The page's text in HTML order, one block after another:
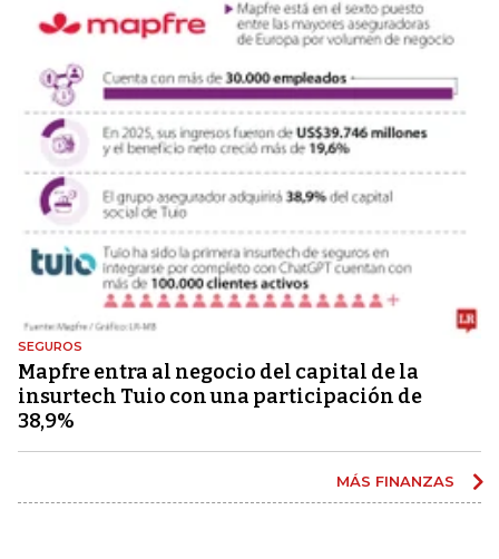
SEGUROS
Mapfre entra al negocio del capital de la
insurtech Tuio con una participación de
38,9%
MÁS FINANZAS